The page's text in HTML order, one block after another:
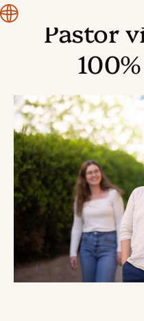
Normisjon
Pastor